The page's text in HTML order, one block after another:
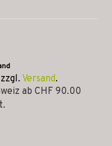
Versand.
ab CHF 90.00